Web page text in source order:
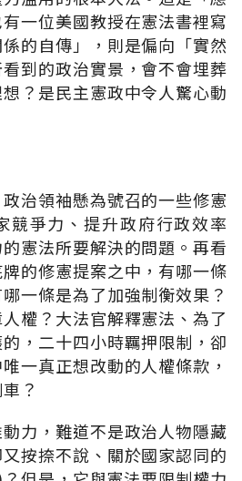
一位美國教授在憲法書裡寫
的自傳」，則是偏向「實然
到的政治實景，會不會埋葬
？是民主憲政中令人驚心動
治領袖懸為號召的一些修憲
競爭力、提升政府行政效率
憲法所要解決的問題。再看
的修憲提案之中，有哪一條
一條是為了加強制衡效果？
權？大法官解釋憲法、為了
，二十四小時羈押限制，卻
一真正想改動的人權條款，
？
力，難道不是政治人物隱藏
按捺不說、關於國家認同的